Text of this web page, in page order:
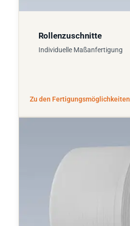
Rollenzuschnitte
Individuelle Maßanfertigung
Zu den Fertigungsmöglichkeiten